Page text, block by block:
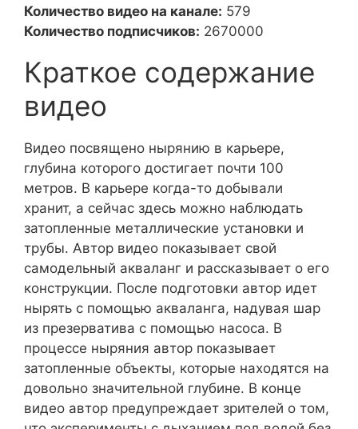
Количество видео на канале: 579
Количество подписчиков: 2670000
Краткое содержание
видео
Видео посвящено нырянию в карьере,
глубина которого достигает почти 100
метров. В карьере когда-то добывали
хранит, а сейчас здесь можно наблюдать
затопленные металлические установки и
трубы. Автор видео показывает свой
самодельный акваланг и рассказывает о его
конструкции. После подготовки автор идет
нырять с помощью акваланга, надувая шар
из презерватива с помощью насоса. В
процессе ныряния автор показывает
затопленные объекты, которые находятся на
довольно значительной глубине. В конце
видео автор предупреждает зрителей о том,